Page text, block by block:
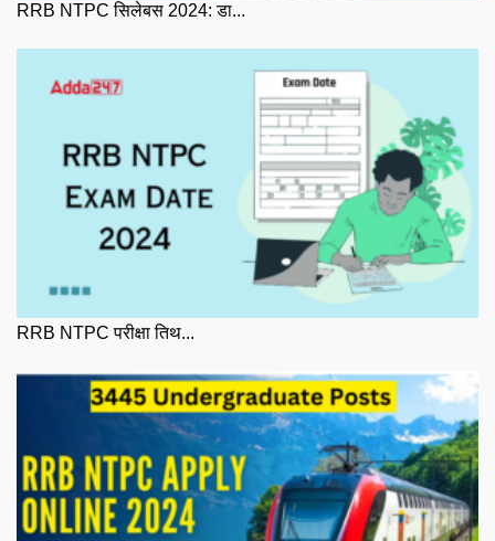
RRB NTPC सिलेबस 2024: डा...
RRB NTPC परीक्षा तिथ...